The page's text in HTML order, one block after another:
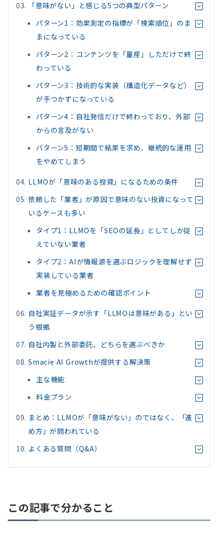
「意味がない」と感じる5つの典型パターン
パターン1：効果測定の指標が「検索順位」のま
まになっている
パターン2：コンテンツを「量産」しただけで終
わっている
パターン3：技術的な実装（構造化データなど）
が手つかずになっている
パターン4：自社発信だけで終わっており、外部
からの言及がない
パターン5：短期間で結果を求め、継続的な運用
をやめてしまう
LLMOが「意味のある投資」になるための条件
依頼した「業者」が原因で意味のない投資になって
いるケースも多い
タイプ1：LLMOを「SEOの延長」としてしか捉
えていない業者
タイプ2：AIが情報源を選ぶロジックを理解せず
実装している業者
業者を見極めるための確認ポイント
自社実証データが示す「LLMOは意味がある」とい
う根拠
自社内製と外部委託、どちらを選ぶべきか
Smacie AI Growthが提供する解決策
主な機能
料金プラン
まとめ：LLMOが「意味がない」のではなく、「進
め方」が問われている
よくある質問（Q&A）
この記事で分かること